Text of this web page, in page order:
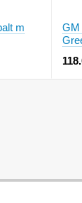
m
GM